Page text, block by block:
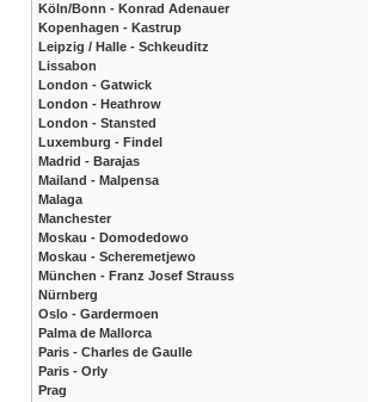
Köln/Bonn - Konrad Adenauer
Kopenhagen - Kastrup
Leipzig / Halle - Schkeuditz
Lissabon
London - Gatwick
London - Heathrow
London - Stansted
Luxemburg - Findel
Madrid - Barajas
Mailand - Malpensa
Malaga
Manchester
Moskau - Domodedowo
Moskau - Scheremetjewo
München - Franz Josef Strauss
Nürnberg
Oslo - Gardermoen
Palma de Mallorca
Paris - Charles de Gaulle
Paris - Orly
Prag